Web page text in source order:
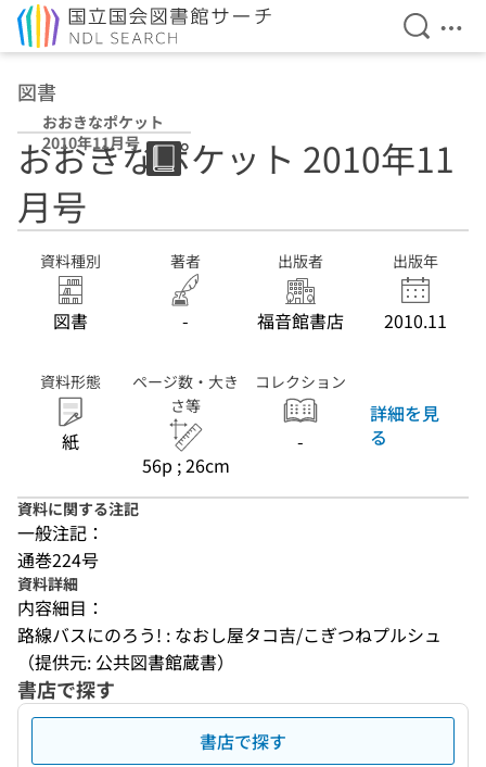
検索を
メ
図書
おおきなポケット
2010年11月号
おおきなポケット 2010年11
月号
資料種別
図書
著者
-
出版者
福音館書店
出版年
2010.11
資料形態
紙
ページ数・大き
さ等
56p ; 26cm
コレクション
-
詳細を見
る
資料に関する注記
一般注記：
通巻224号
資料詳細
内容細目：
路線バスにのろう! : なおし屋タコ吉/こぎつねプルシュ
（提供元: 公共図書館蔵書）
書店で探す
書店で探す